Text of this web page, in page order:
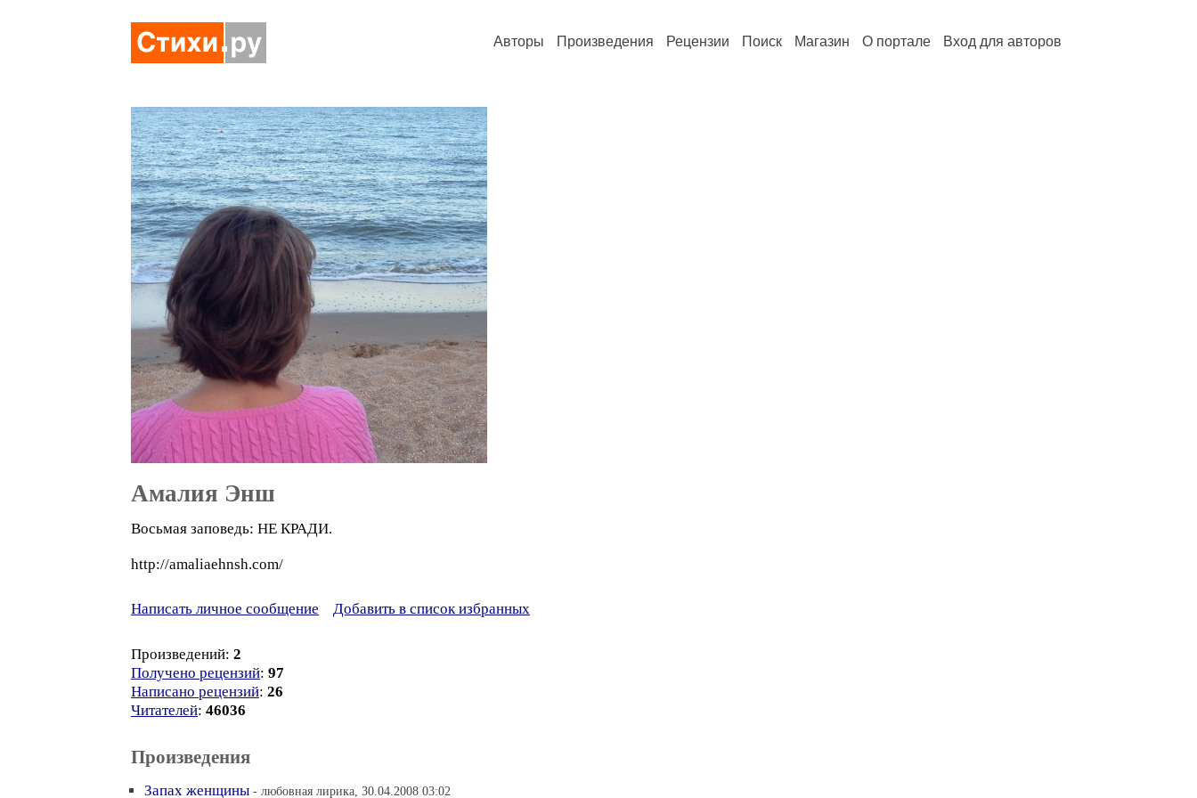
Авторы Произведения Рецензии Поиск Магазин О портале Вход для авторов
Амалия Энш
Восьмая заповедь: НЕ КРАДИ.
http://amaliaehnsh.com/
Написать личное сообщение Добавить в список избранных
Произведений: 2
Получено рецензий: 97
Написано рецензий: 26
Читателей: 46036
Произведения
Запах женщины - любовная лирика, 30.04.2008 03:02